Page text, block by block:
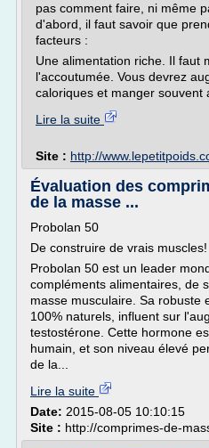
pas comment faire, ni même
d'abord, il faut savoir que
facteurs :
Une alimentation riche. Il faut
l'accoutumée. Vous devrez
caloriques et manger souvent
Lire la suite
Site : http://
Évaluation des
de la masse ...
Probolan 50
De construire de vrais muscles!
Probolan 50 est un leader
compléments alimentaires, de
masse musculaire. Sa robuste
100% naturels, influent sur
testostérone. Cette hormone
humain, et son niveau élevé
de la...
Lire la suite
Date: 2015-08-05 10:10:15
Site : http://comprimes-de-